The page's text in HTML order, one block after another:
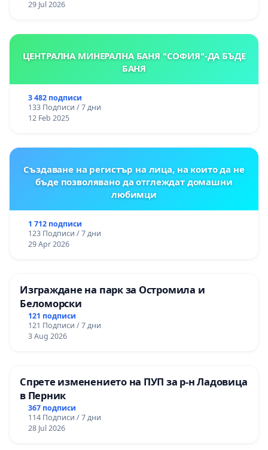
29 Jul 2026
ЦЕНТРАЛНА МИНЕРАЛНА БАНЯ "СОФИЯ"-ДА БЪДЕ
БАНЯ
3 482 подписи
133 Подписи / 7 дни
12 Feb 2025
Създаване на регистър на лица, на които да не
бъде позволявано да отглеждат домашни
любимци
1 712 подписи
123 Подписи / 7 дни
29 Apr 2026
Изграждане на парк за Остромила и
Беломорски
121 подписи
121 Подписи / 7 дни
3 Aug 2026
Спрете изменението на ПУП за р-н Ладовица
в Перник
367 подписи
114 Подписи / 7 дни
28 Jul 2026